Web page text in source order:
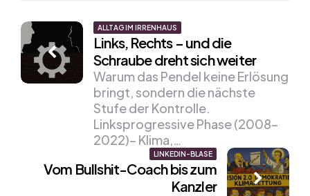
Post
navigation
ALLTAG IM IRRENHAUS
Links, Rechts – und die
Schraube dreht sich weiter
Warum das Pendel keine Erlösung
bringt, sondern die nächste
Stufe der Kontrolle.
Linksprogressive Phase (2008–
2022)– Klima,…
LINKEDIN-BLASE
Vom Bullshit-Coach bis zum
Kanzler